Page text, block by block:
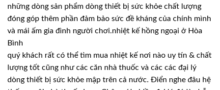
những dòng sản phẩm dòng thiết bị sức khỏe chất lượng
đóng góp thêm phần đảm bảo sức đề kháng của chính mình
và mái ấm gia đình người chơi.nhiệt kế hồng ngoại ở Hòa
Bình
quý khách rất có thể tìm mua nhiệt kế nơi nào uy tín & chất
lượng tốt cũng như các căn nhà thuốc và các các đại lý
dòng thiết bị sức khỏe mập trên cả nước. Điển nghe đâu hệ